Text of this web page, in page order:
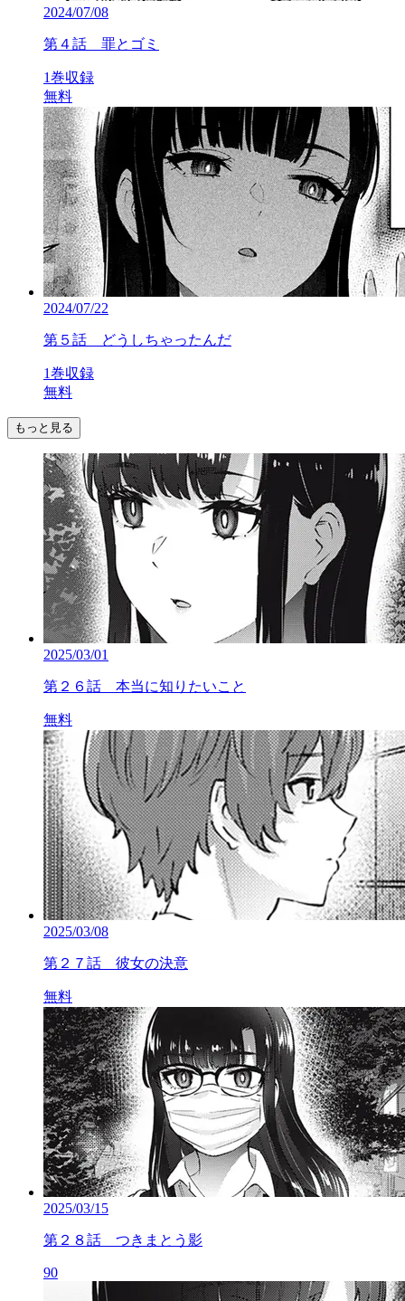
2024/07/08
第４話 罪とゴミ
1巻収録
無料
2024/07/22
第５話 どうしちゃったんだ
1巻収録
無料
もっと見る
2025/03/01
第２６話 本当に知りたいこと
無料
2025/03/08
第２７話 彼女の決意
無料
2025/03/15
第２８話 つきまとう影
90